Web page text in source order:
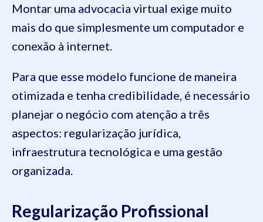
Montar uma advocacia virtual exige muito
mais do que simplesmente um computador e
conexão à internet.
Para que esse modelo funcione de maneira
otimizada e tenha credibilidade, é necessário
planejar o negócio com atenção a três
aspectos: regularização jurídica,
infraestrutura tecnológica e uma gestão
organizada.
Regularização Profissional